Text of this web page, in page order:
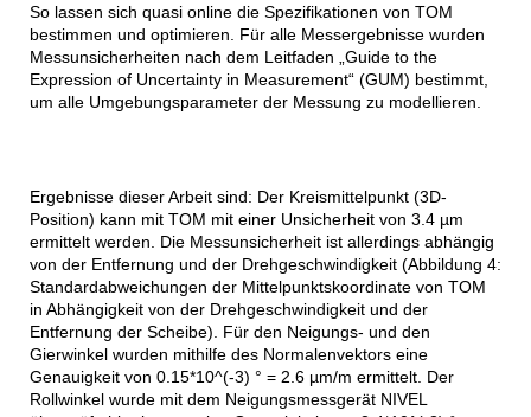
So lassen sich quasi online die Spezifikationen von TOM
bestimmen und optimieren. Für alle Messergebnisse wurden
Messunsicherheiten nach dem Leitfaden „Guide to the
Expression of Uncertainty in Measurement“ (GUM) bestimmt,
um alle Umgebungsparameter der Messung zu modellieren.
Ergebnisse dieser Arbeit sind: Der Kreismittelpunkt (3D-
Position) kann mit TOM mit einer Unsicherheit von 3.4 µm
ermittelt werden. Die Messunsicherheit ist allerdings abhängig
von der Entfernung und der Drehgeschwindigkeit (Abbildung 4:
Standardabweichungen der Mittelpunktskoordinate von TOM
in Abhängigkeit von der Drehgeschwindigkeit und der
Entfernung der Scheibe). Für den Neigungs- und den
Gierwinkel wurden mithilfe des Normalenvektors eine
Genauigkeit von 0.15*10^(-3) ° = 2.6 µm/m ermittelt. Der
Rollwinkel wurde mit dem Neigungsmessgerät NIVEL